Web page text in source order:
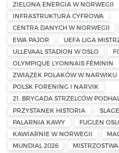
ZIELONA ENERGIA W NORWEGII
INFRASTRUKTURA CYFROWA
CENTRA DANYCH W NORWEGII
EWA PAJOR
UEFA LIGA
ULLEVAAL STADION W OSLO
OLYMPIQUE LYONNAIS FÉMININ
ZWIĄZEK POLAKÓW W NARWIKU
POLSK FORENING I NARVIK
21. BRYGADA STRZELCÓW
PRZYSTANEK HISTORIA
PALARNIA KAWY
FUGLEN
KAWIARNIE W NORWEGII
MUNDIAL 2026